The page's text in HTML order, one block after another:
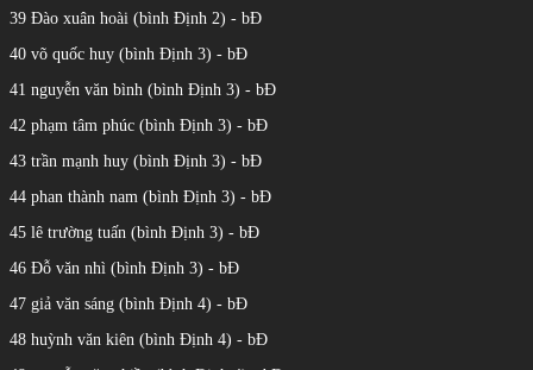
39 Đào xuân hoài (bình Định 2) - bĐ
40 võ quốc huy (bình Định 3) - bĐ
41 nguyễn văn bình (bình Định 3) - bĐ
42 phạm tâm phúc (bình Định 3) - bĐ
43 trần mạnh huy (bình Định 3) - bĐ
44 phan thành nam (bình Định 3) - bĐ
45 lê trường tuấn (bình Định 3) - bĐ
46 Đỗ văn nhì (bình Định 3) - bĐ
47 giả văn sáng (bình Định 4) - bĐ
48 huỳnh văn kiên (bình Định 4) - bĐ